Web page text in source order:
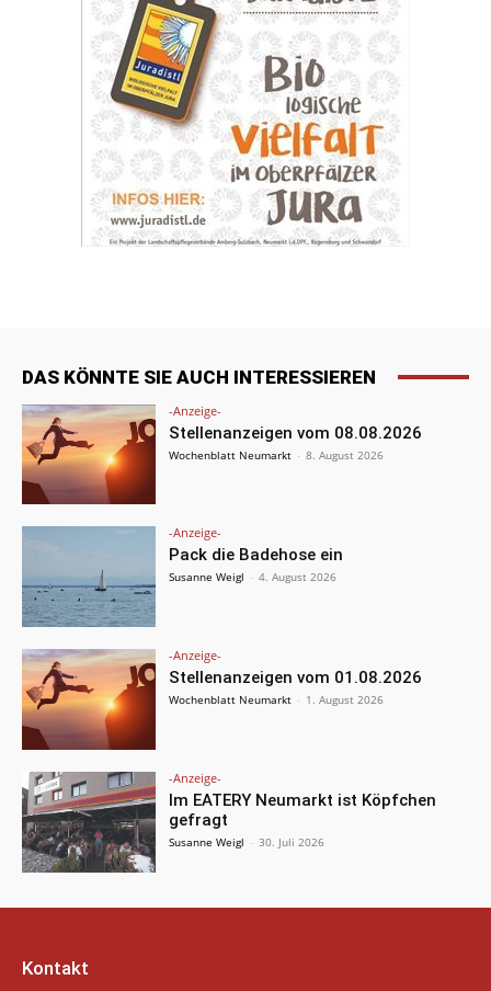
DAS KÖNNTE SIE AUCH INTERESSIEREN
-Anzeige-
Stellenanzeigen vom 08.08.2026
Wochenblatt Neumarkt - 8. August 2026
-Anzeige-
Pack die Badehose ein
Susanne Weigl - 4. August 2026
-Anzeige-
Stellenanzeigen vom 01.08.2026
Wochenblatt Neumarkt - 1. August 2026
-Anzeige-
Im EATERY Neumarkt ist Köpfchen
gefragt
Susanne Weigl - 30. Juli 2026
Kontakt